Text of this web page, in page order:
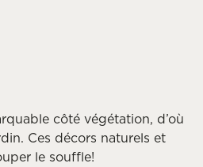
côté végétation, d’où
Ces décors naturels et
le souffle!